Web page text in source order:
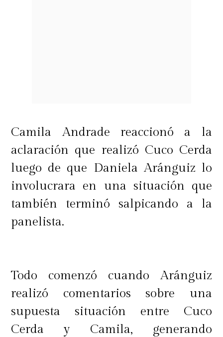
Camila Andrade reaccionó a la
aclaración que realizó Cuco Cerda
luego de que Daniela Aránguiz lo
involucrara en una situación que
también terminó salpicando a la
panelista.
Todo comenzó cuando Aránguiz
realizó comentarios sobre una
supuesta situación entre Cuco
Cerda y Camila, generando